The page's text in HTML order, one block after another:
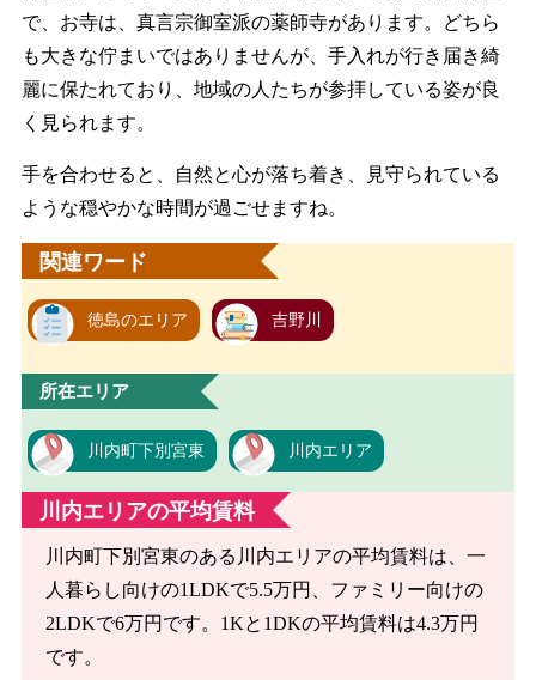
で、お寺は、真言宗御室派の薬師寺があります。どちら
も大きな佇まいではありませんが、手入れが行き届き綺
麗に保たれており、地域の人たちが参拝している姿が良
く見られます。
手を合わせると、自然と心が落ち着き、見守られている
ような穏やかな時間が過ごせますね。
関連ワード
徳島のエリア 吉野川
所在エリア
川内町下別宮東 川内エリア
川内エリアの平均賃料
川内町下別宮東のある川内エリアの平均賃料は、一
人暮らし向けの1LDKで5.5万円、ファミリー向けの
2LDKで6万円です。1Kと1DKの平均賃料は4.3万円
です。